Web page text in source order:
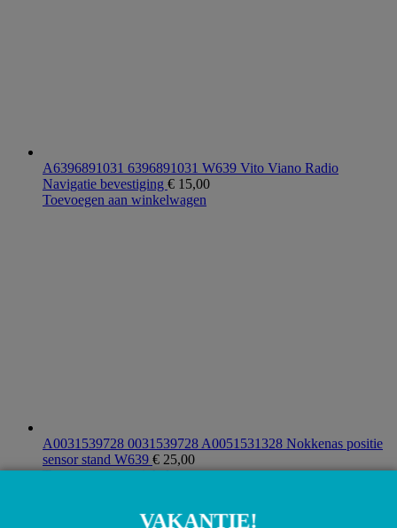
A6396891031 6396891031 W639 Vito Viano Radio
Navigatie bevestiging € 15,00
Toevoegen aan winkelwagen
A0031539728 0031539728 A0051531328 Nokkenas positie
sensor stand W639 € 25,00
Toevoegen aan winkelwagen
VAKANTIE!